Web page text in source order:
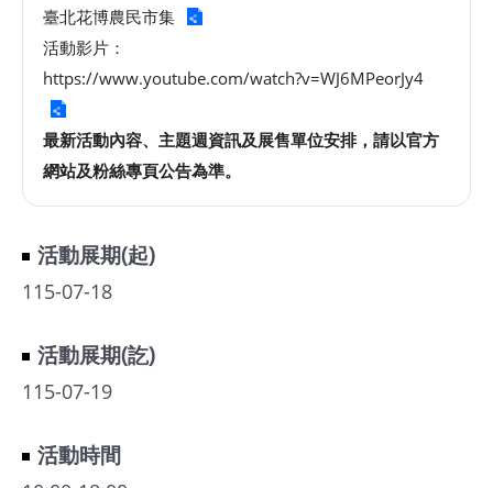
臺北花博農民市集
活動影片：
https://www.youtube.com/watch?v=WJ6MPeorJy4
最新活動內容、主題週資訊及展售單位安排，請以官方
網站及粉絲專頁公告為準。
活動展期(起)
115-07-18
活動展期(訖)
115-07-19
活動時間